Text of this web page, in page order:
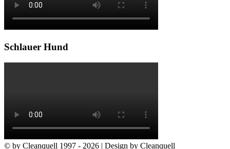
Schlauer Hund
© by Cleanquell 1997 - 2026 | Design by Cleanquell